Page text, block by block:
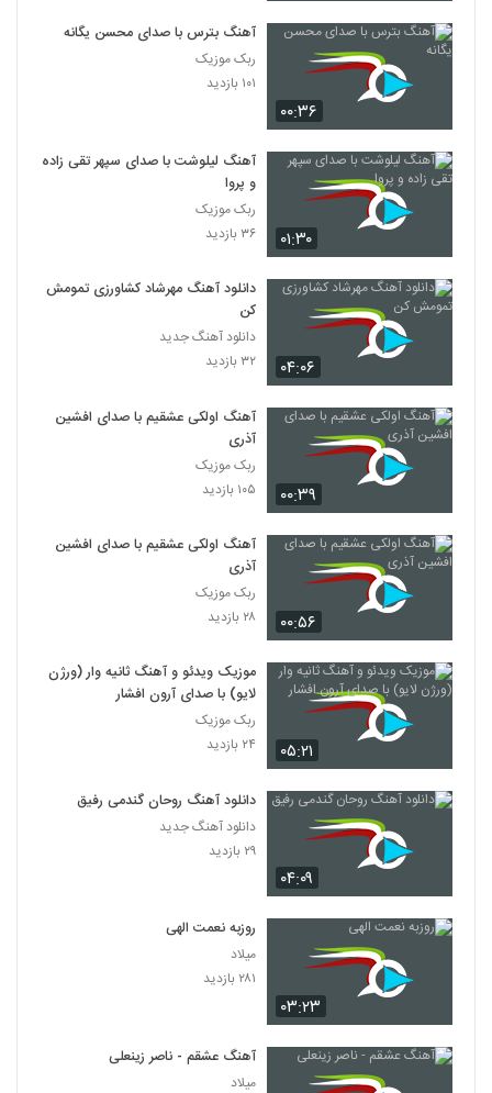
۰۰:۳۶
آهنگ بترس با صدای محسن یگانه
ربک موزیک
۱۰۱ بازدید
۰۱:۳۰
آهنگ لیلوشت با صدای سپهر تقی زاده
و پروا
ربک موزیک
۳۶ بازدید
۰۴:۰۶
دانلود آهنگ مهرشاد کشاورزی تمومش
کن
دانلود آهنگ جدید
۳۲ بازدید
۰۰:۳۹
آهنگ اولکی عشقیم با صدای افشین
آذری
ربک موزیک
۱۰۵ بازدید
۰۰:۵۶
آهنگ اولکی عشقیم با صدای افشین
آذری
ربک موزیک
۲۸ بازدید
۰۵:۲۱
موزیک ویدئو و آهنگ ثانیه وار (ورژن
لایو) با صدای آرون افشار
ربک موزیک
۲۴ بازدید
۰۴:۰۹
دانلود آهنگ روحان گندمی رفیق
دانلود آهنگ جدید
۲۹ بازدید
۰۳:۲۳
روزبه نعمت الهی
میلاد
۲۸۱ بازدید
آهنگ عشقم - ناصر زینعلی
میلاد